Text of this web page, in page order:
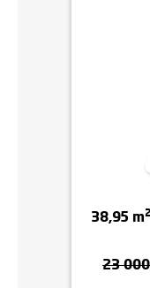
38,95 m2
23